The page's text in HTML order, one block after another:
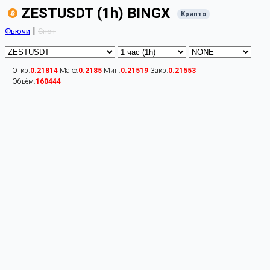
ZESTUSDT (1h) BINGX Крипто
Фьючи | Спот
Откр:0.21814 Макс:0.2185 Мин:0.21519 Закр:0.21553
Объём:160444